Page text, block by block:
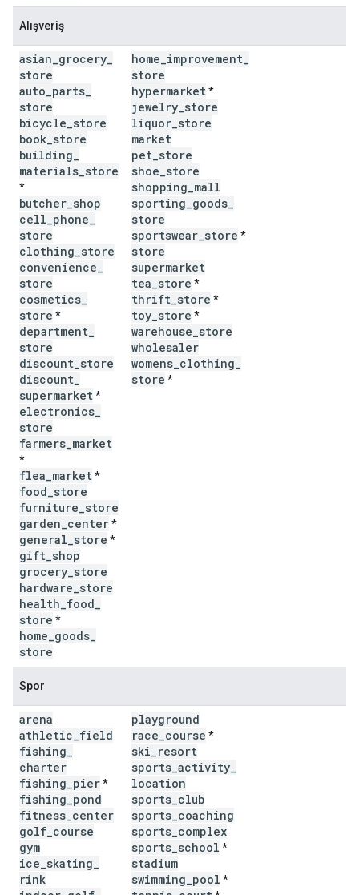
Alışveriş
asian grocery
store
auto parts
store
bicycle store
book store
building
materials store
*
butcher shop
cell phone
store
clothing store
convenience
store
cosmetics
store *
department
store
discount store
discount
supermarket*
electronics
store
farmers market
*
flea market*
food store
furniture store
garden center*
general store *
gift shop
grocery store
hardware store
health food
store *
home goods
store
home improvement
store
hypermarket*
jewelry store
liquor store
market
pet store
shoe store
shopping mall
sporting goods
store
sportswear store *
store
supermarket
tea store *
thrift store *
toy store *
warehouse store
wholesaler
womens clothing
store *
Spor
arena
athletic field
fishing
charter
fishing pier*
fishing pond
fitness center
golf course
gym
ice skating
rink
playground
race course *
ski resort
sports activity
location
sports club
sports coaching
sports complex
sports school *
stadium
swimming pool *